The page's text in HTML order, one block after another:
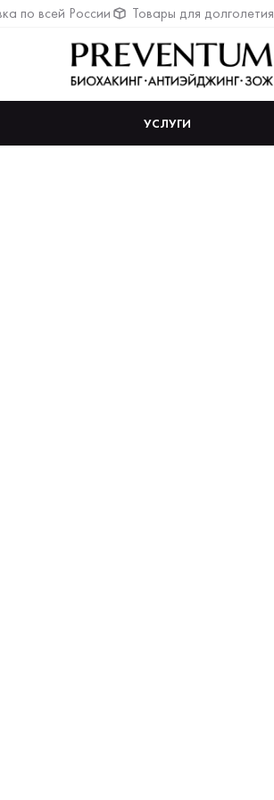
по всей России Товары для долголетия
УСЛУГИ